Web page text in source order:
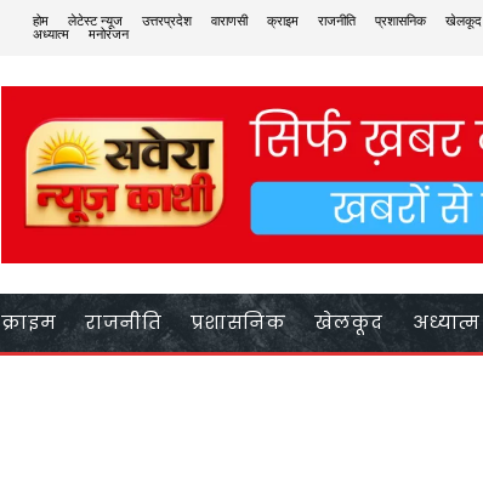
होम लेटेस्ट न्यूज उत्तरप्रदेश वाराणसी क्राइम राजनीति प्रशासनिक
खेलकूद
अध्यात्म
मनोरंजन
क्राइम राजनीति प्रशासनिक खेलकूद अध्यात्म